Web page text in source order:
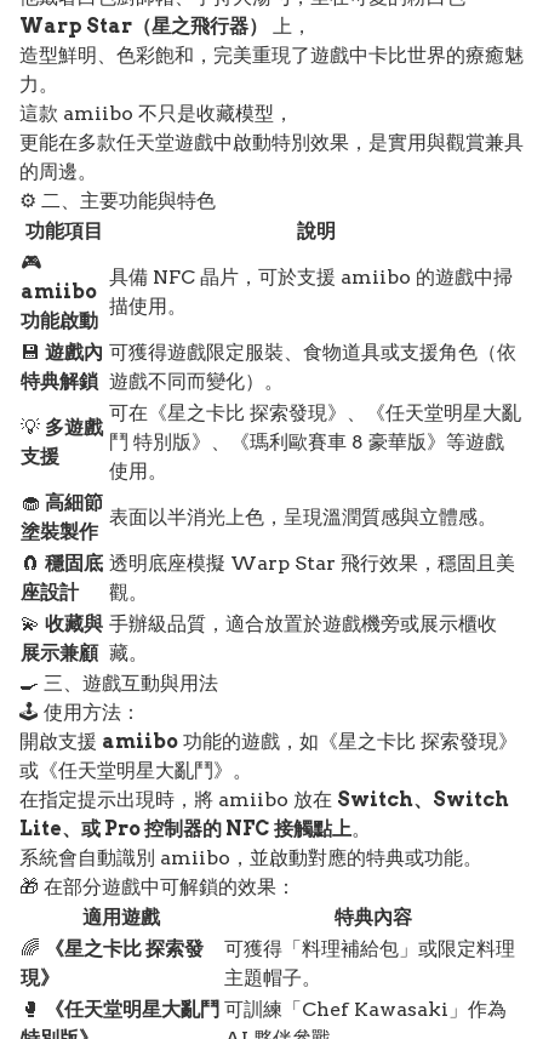
Warp Star（星之飛行器）
上，
造型鮮明、色彩飽和，完美重現了遊戲中卡比世界的療癒魅
力。
這款 amiibo 不只是收藏模型，
更能在多款任天堂遊戲中啟動特別效果，是實用與觀賞兼具
的周邊。
⚙️ 二、主要功能與特色
功能項目
說明
🎮
amiibo
功能啟動
具備 NFC 晶片，可於支援 amiibo 的遊戲中掃
描使用。
💾 遊戲內
特典解鎖
可獲得遊戲限定服裝、食物道具或支援角色（依
遊戲不同而變化）。
💡 多遊戲
支援
可在《星之卡比 探索發現》、《任天堂明星大亂
鬥 特別版》、《瑪利歐賽車 8 豪華版》等遊戲
使用。
🧁 高細節
塗裝製作
表面以半消光上色，呈現溫潤質感與立體感。
🧲 穩固底
座設計
透明底座模擬 Warp Star 飛行效果，穩固且美
觀。
💫 收藏與
展示兼顧
手辦級品質，適合放置於遊戲機旁或展示櫃收
藏。
🍳 三、遊戲互動與用法
🕹️ 使用方法：
開啟支援 amiibo 功能的遊戲，如《星之卡比 探索發現》
或《任天堂明星大亂鬥》。
在指定提示出現時，將 amiibo 放在 Switch、Switch
Lite、或 Pro 控制器的 NFC 接觸點上。
系統會自動識別 amiibo，並啟動對應的特典或功能。
🎁 在部分遊戲中可解鎖的效果：
適用遊戲
特典內容
🌈
《星之卡比 探索發
現》
可獲得「料理補給包」或限定料理
主題帽子。
🥊
《任天堂明星大亂鬥 可訓練「Chef Kawasaki」作為